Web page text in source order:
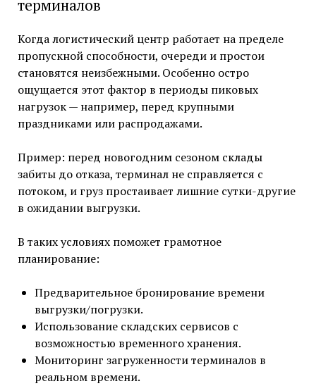
терминалов
Когда логистический центр работает на пределе
пропускной способности, очереди и простои
становятся неизбежными. Особенно остро
ощущается этот фактор в периоды пиковых
нагрузок — например, перед крупными
праздниками или распродажами.
Пример: перед новогодним сезоном склады
забиты до отказа, терминал не справляется с
потоком, и груз простаивает лишние сутки-другие
в ожидании выгрузки.
В таких условиях поможет грамотное
планирование:
Предварительное бронирование времени
выгрузки/погрузки.
Использование складских сервисов с
возможностью временного хранения.
Мониторинг загруженности терминалов в
реальном времени.